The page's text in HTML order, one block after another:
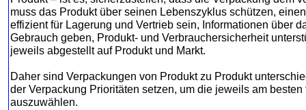
muss das Produkt über seinen Lebenszyklus schützen,
effizient für Lagerung und Vertrieb sein, Informationen über
Gebrauch geben, Produkt- und Verbrauchersicherheit
jeweils abgestellt auf Produkt und Markt.
Daher sind Verpackungen von Produkt zu Produkt
der Verpackung Prioritäten setzen, um die jeweils am
auszuwählen.